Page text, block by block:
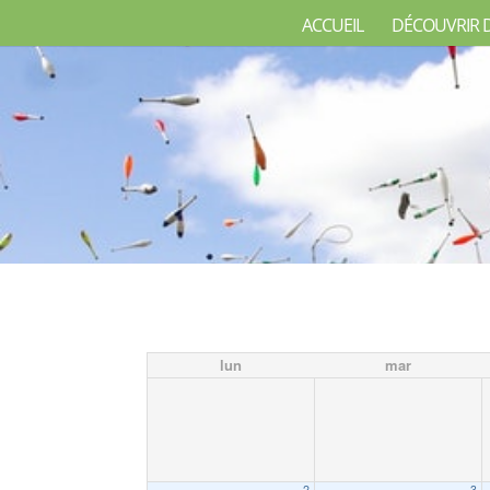
ACCUEIL DÉCOUVRIR
lun mar